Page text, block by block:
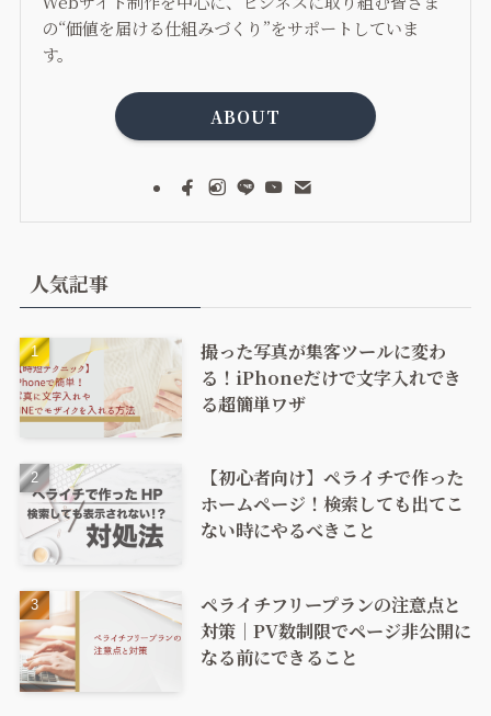
の“価値を届ける仕組みづくり”をサポートしていま
す。
ABOUT
人気記事
撮った写真が集客ツールに変わ
る！iPhoneだけで文字入れでき
る超簡単ワザ
【初心者向け】ペライチで作った
ホームページ！検索しても出てこ
ない時にやるべきこと
ペライチフリープランの注意点と
対策｜PV数制限でページ非公開に
なる前にできること